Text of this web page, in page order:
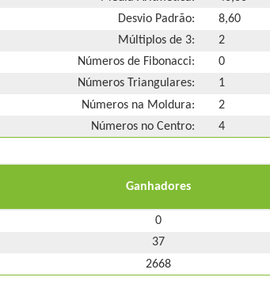
Desvio Padrão:
8,60
Múltiplos de 3:
2
Números de Fibonacci:
0
Números Triangulares:
1
Números na Moldura:
2
Números no Centro:
4
Ganhadores
0
37
2668